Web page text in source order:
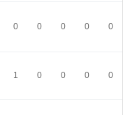
0 0 0 0 0
1 0 0 0 0